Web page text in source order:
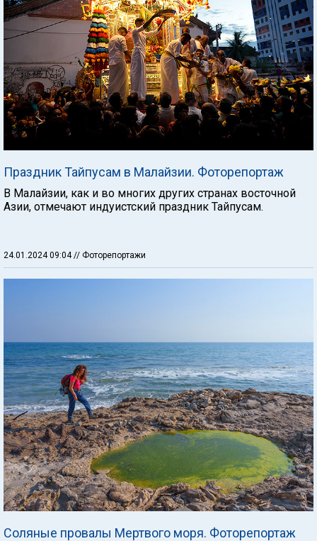
Праздник Тайпусам в Малайзии. Фоторепортаж
В Малайзии, как и во многих других странах восточной
Азии, отмечают индуистский праздник Тайпусам.
24.01.2024 09:04 // Фоторепортажи
Соляные провалы Мертвого моря. Фоторепортаж